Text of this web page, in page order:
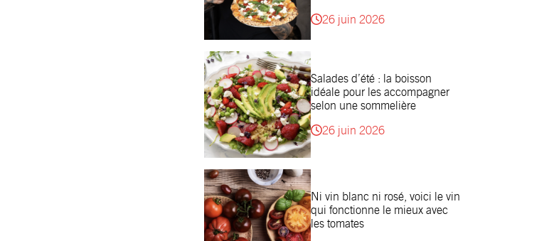
26 juin 2026
Salades d’été : la boisson
idéale pour les accompagner
selon une sommelière
26 juin 2026
Ni vin blanc ni rosé, voici le vin
qui fonctionne le mieux avec
les tomates